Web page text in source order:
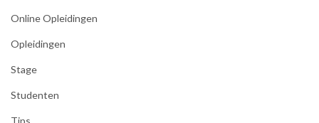
Online Opleidingen
Opleidingen
Stage
Studenten
Tips